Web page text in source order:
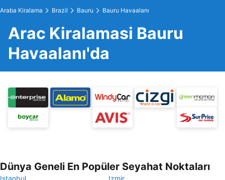
Araba Kiralama Brazil Bauru Bauru Havaalanı
Arac Kiralamasi Bauru
Havaalanı'da
Dünya Geneli En Popüler Seyahat Noktaları
Istanbul
Izmir